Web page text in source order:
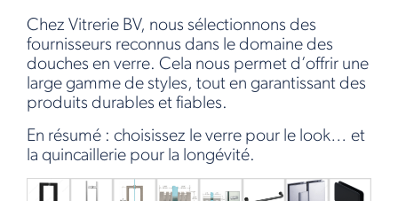
Chez Vitrerie BV, nous sélectionnons des
fournisseurs reconnus dans le domaine des
douches en verre. Cela nous permet d’offrir une
large gamme de styles, tout en garantissant des
produits durables et fiables.
En résumé : choisissez le verre pour le look… et
la quincaillerie pour la longévité.